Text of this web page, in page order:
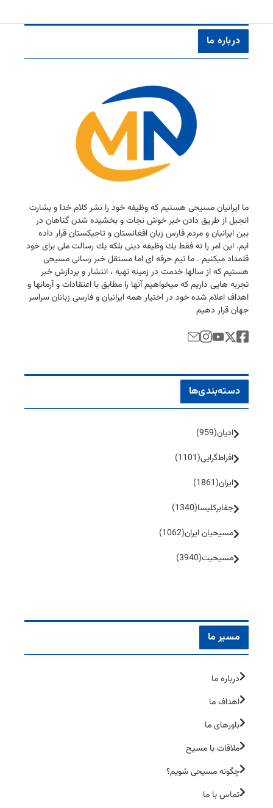
درباره ما
ما ایرانیان مسیحی هستیم كه وظیفه خود را نشر كلام خدا و بشارت
انجیل از طریق دادن خبر خوش نجات و بخشیده شدن گناهان در
بین ایرانیان و مردم فارس زبان افغانستان و تاجیكستان قرار داده
ایم. این امر را نه فقط یك وظیفه دینی بلكه یك رسالت ملی برای خود
قلمداد میكنیم . ما تیم حرفه ای اما مستقل خبر رسانی مسیحی
هستیم كه از سالها خدمت در زمینه تهیه ، انتشار و پردازش خبر
تجربه هایی داریم كه میخواهیم آنها را مطابق با اعتقادات و آرمانها و
اهداف اعلام شده خود در اختیار همه ایرانیان و فارسی زبانان سراسر
جهان قرار دهیم
دسته‌بندی‌ها
ادیان(959)
افراط‌گرایی(1101)
ایران(1861)
جفا‌بر‌کلیسا(1340)
مسیحیان ایران(1062)
مسیحیت(3940)
مسیر ما
درباره ما
اهداف ما
باورهای ما
ملاقات با مسیح
چگونه مسیحی شویم؟
تماس با ما